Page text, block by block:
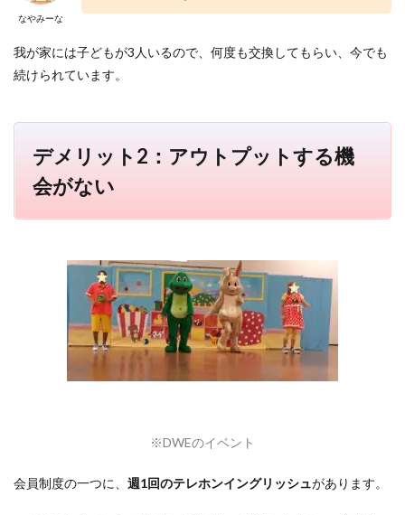
メイ
5
中古
きも
とめ
なやみーな
我が家には子どもが3人いるので、何度も交換してもらい、今でも
続けられています。
デメリット2：アウトプットする機
会がない
※DWEのイベント
会員制度の一つに、 週1回のテレホンイングリッシュがあります。